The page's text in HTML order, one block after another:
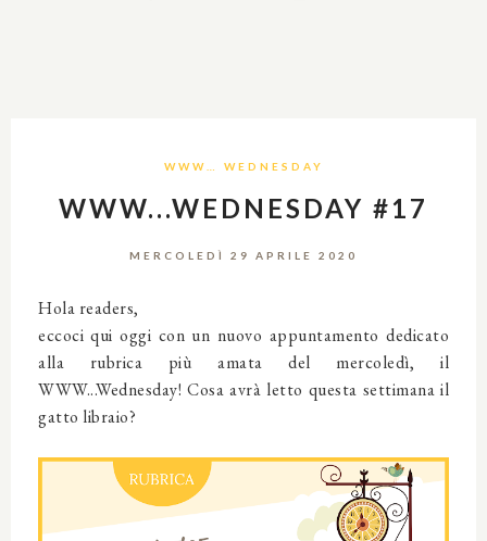
WWW… WEDNESDAY
WWW...WEDNESDAY #17
MERCOLEDÌ 29 APRILE 2020
Hola readers,
eccoci qui oggi con un nuovo appuntamento dedicato
alla rubrica più amata del mercoledì, il
WWW...Wednesday! Cosa avrà letto questa settimana il
gatto libraio?